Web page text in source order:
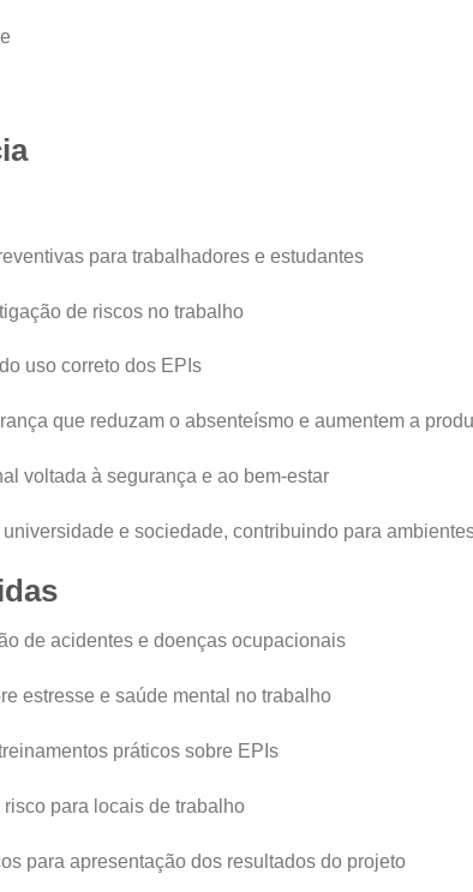
para trabalhadores e estudantes
de riscos no trabalho
uso correto dos EPIs
que reduzam o absenteísmo e aumentem a
voltada à segurança e ao bem-estar
e sociedade, contribuindo para
de acidentes e doenças ocupacionais
estresse e saúde mental no trabalho
práticos sobre EPIs
para locais de trabalho
para apresentação dos resultados do projeto